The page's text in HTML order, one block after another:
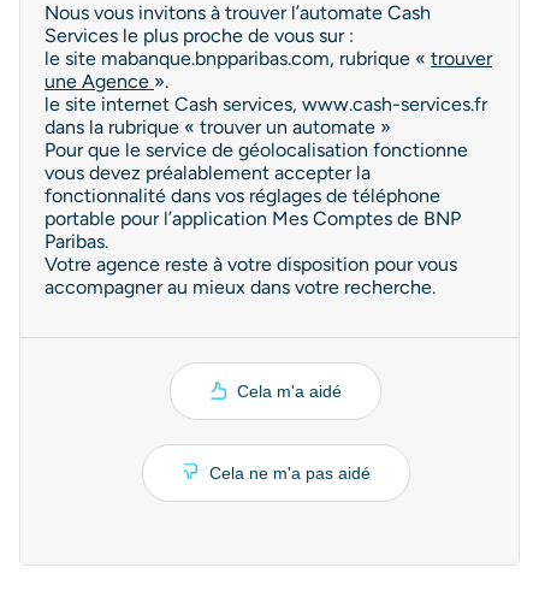
Nous vous invitons à trouver l’automate Cash
Services le plus proche de vous sur :
le site mabanque.bnpparibas.com, rubrique « trouver
une Agence ».
le site internet Cash services, www.cash-services.fr
dans la rubrique « trouver un automate »
Pour que le service de géolocalisation fonctionne
vous devez préalablement accepter la
fonctionnalité dans vos réglages de téléphone
portable pour l’application Mes Comptes de BNP
Paribas.
Votre agence reste à votre disposition pour vous
accompagner au mieux dans votre recherche.
Cela m'a aidé
Cela ne m'a pas aidé